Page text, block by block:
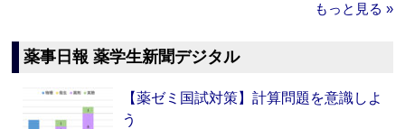
もっと見る »
薬事日報 薬学生新聞デジタル
【薬ゼミ国試対策】計算問題を意識しよ
う